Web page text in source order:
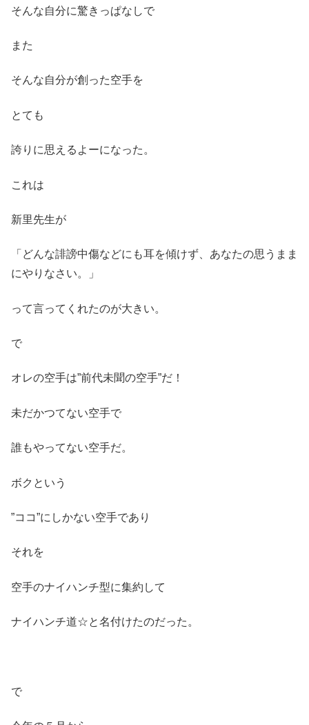
そんな自分に驚きっぱなしで
また
そんな自分が創った空手を
とても
誇りに思えるよーになった。
これは
新里先生が
「どんな誹謗中傷などにも耳を傾けず、あなたの思うまま
にやりなさい。」
って言ってくれたのが大きい。
で
オレの空手は”前代未聞の空手”だ！
未だかつてない空手で
誰もやってない空手だ。
ボクという
”ココ”にしかない空手であり
それを
空手のナイハンチ型に集約して
ナイハンチ道☆と名付けたのだった。
で